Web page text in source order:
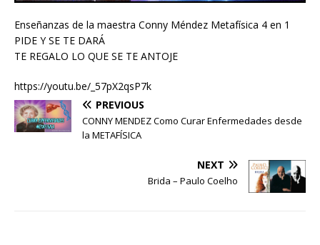
Enseñanzas de la maestra Conny Méndez Metafísica 4 en 1
PIDE Y SE TE DARÁ
TE REGALO LO QUE SE TE ANTOJE
https://youtu.be/_57pX2qsP7k
PREVIOUS
CONNY MENDEZ Como Curar Enfermedades desde
la METAFÍSICA
NEXT
Brida – Paulo Coelho